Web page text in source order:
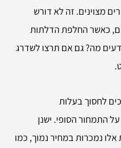
מצוינים. זה לא דורש
כאשר החלפת הדלתות
מה? גם אם תרצו לשדרג
לחסוך בעלות
התמחור הסופי. ישנן
נמכרות במחיר נמוך, כמו